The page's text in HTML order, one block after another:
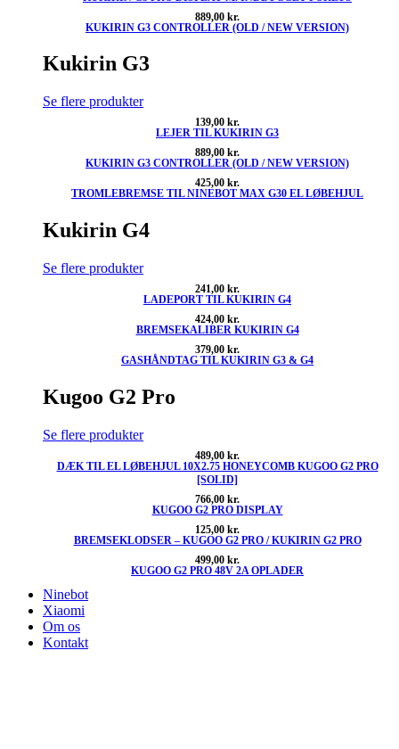
889,00 kr.
KUKIRIN G3 CONTROLLER (OLD / NEW VERSION)
Kukirin G3
Se flere produkter
139,00 kr.
LEJER TIL KUKIRIN G3
889,00 kr.
KUKIRIN G3 CONTROLLER (OLD / NEW VERSION)
425,00 kr.
TROMLEBREMSE TIL NINEBOT MAX G30 EL LØBEHJUL
Kukirin G4
Se flere produkter
241,00 kr.
LADEPORT TIL KUKIRIN G4
424,00 kr.
BREMSEKALIBER KUKIRIN G4
379,00 kr.
GASHÅNDTAG TIL KUKIRIN G3 & G4
Kugoo G2 Pro
Se flere produkter
489,00 kr.
DÆK TIL EL LØBEHJUL 10X2.75 HONEYCOMB KUGOO G2 PRO
[SOLID]
766,00 kr.
KUGOO G2 PRO DISPLAY
125,00 kr.
BREMSEKLODSER – KUGOO G2 PRO / KUKIRIN G2 PRO
499,00 kr.
KUGOO G2 PRO 48V 2A OPLADER
Ninebot
Xiaomi
Om os
Kontakt